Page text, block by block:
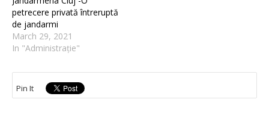
petrecere privată întreruptă
de jandarmi
March 29, 2021
In "Administrație"
Pin It